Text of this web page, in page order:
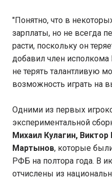
"Понятно, что в
зарплаты, но не всегда
расти, поскольку он
добавил член
не терять талантливую
возможность играть на
Одними из первых
экспериментальной
Михаил Кулагин,
Мартынов, которые
РФБ на полтора года. В
отчислены из